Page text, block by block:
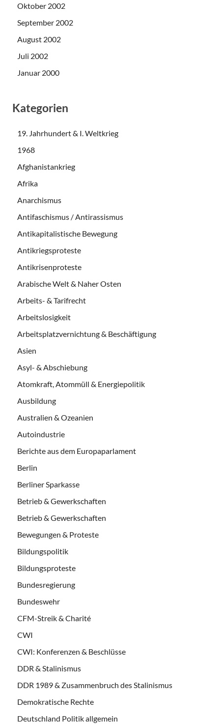
Oktober 2002
September 2002
August 2002
Juli 2002
Januar 2000
Kategorien
19. Jahrhundert & I. Weltkrieg
1968
Afghanistankrieg
Afrika
Anarchismus
Antifaschismus / Antirassismus
Antikapitalistische Bewegung
Antikriegsproteste
Antikrisenproteste
Arabische Welt & Naher Osten
Arbeits- & Tarifrecht
Arbeitslosigkeit
Arbeitsplatzvernichtung & Beschäftigung
Asien
Asyl- & Abschiebung
Atomkraft, Atommüll & Energiepolitik
Ausbildung
Australien & Ozeanien
Autoindustrie
Berichte aus dem Europaparlament
Berlin
Berliner Sparkasse
Betrieb & Gewerkschaften
Betrieb & Gewerkschaften
Bewegungen & Proteste
Bildungspolitik
Bildungsproteste
Bundesregierung
Bundeswehr
CFM-Streik & Charité
CWI
CWI: Konferenzen & Beschlüsse
DDR & Stalinismus
DDR 1989 & Zusammenbruch des Stalinismus
Demokratische Rechte
Deutschland Politik allgemein